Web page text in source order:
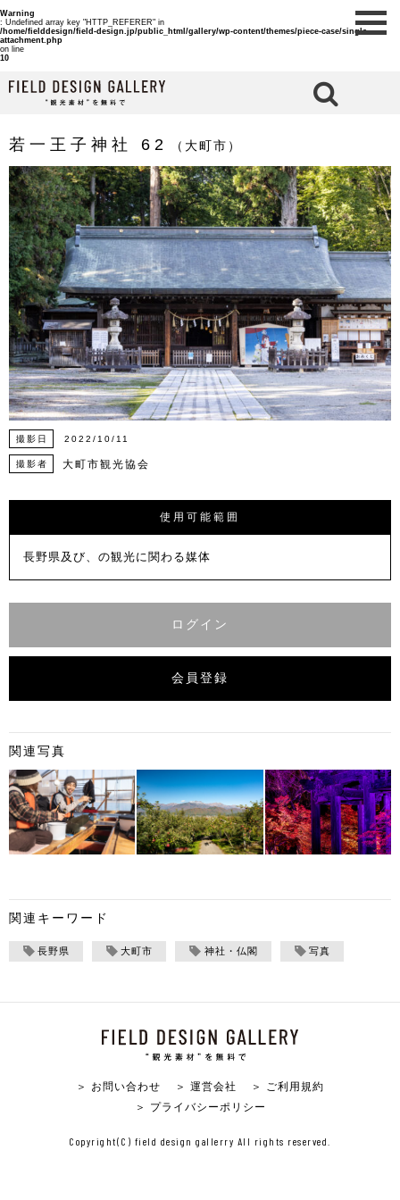
Warning
: Undefined array key "HTTP_REFERER" in
/home/fielddesign/field-design.jp/public_html/gallery/wp-content/themes/piece-case/single-
attachment.php
on line
10
若一王子神社 62 （大町市）
撮影日 2022/10/11
撮影者 大町市観光協会
使用可能範囲
長野県及び、の観光に関わる媒体
ログイン
会員登録
関連写真
関連キーワード
長野県 大町市 神社・仏閣 写真
＞ お問い合わせ ＞ 運営会社
＞ ご利用規約
＞ プライバシーポリシー
Copyright(C) field design gallerry All rights reserved.